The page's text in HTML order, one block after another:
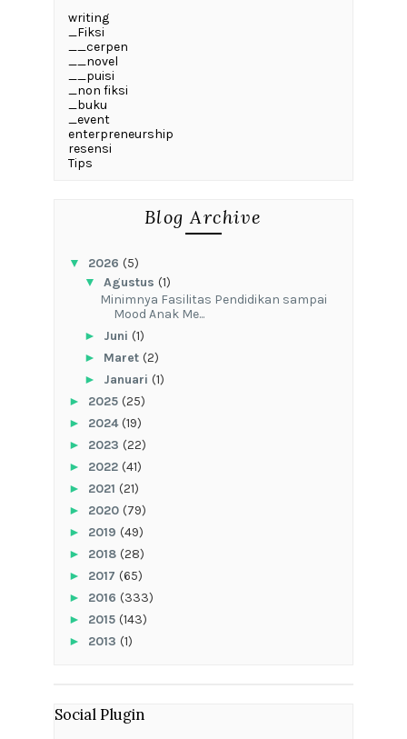
writing
_Fiksi
__cerpen
__novel
__puisi
_non fiksi
_buku
_event
enterpreneurship
resensi
Tips
Blog Archive
▼ 2026 (5)
▼ Agustus (1)
‎Minimnya Fasilitas Pendidikan sampai
Mood Anak Me...
► Juni (1)
► Maret (2)
► Januari (1)
► 2025 (25)
► 2024(19)
► 2023 (22)
► 2022 (41)
► 2021 (21)
► 2020 (79)
► 2019 (49)
► 2018 (28)
► 2017 (65)
► 2016 (333)
► 2015 (143)
► 2013 (1)
Social Plugin